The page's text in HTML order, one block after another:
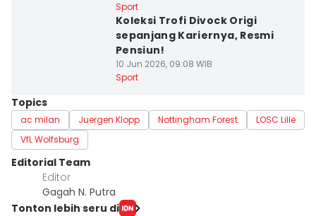
Sport
Koleksi Trofi Divock Origi
sepanjang Kariernya, Resmi
Pensiun!
10 Jun 2026, 09:08 WIB
Sport
Topics
ac milan Juergen Klopp Nottingham Forest
LOSC Lille
VfL Wolfsburg
Editorial Team
Editor
Gagah N. Putra
Tonton lebih seru di